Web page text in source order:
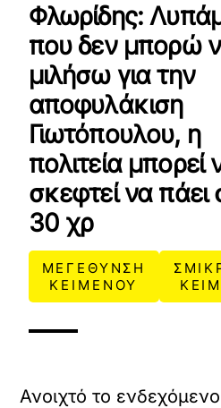
Φλωρίδης:
που δεν μπορώ
μιλήσω για την
αποφυλάκιση
Γιωτόπουλου, η
πολιτεία μπορεί
σκεφτεί να πάει
30 χρ
ΜΕΓΕΘΥΝΣΗ
ΚΕΙΜΕΝΟΥ
Ανοιχτό το